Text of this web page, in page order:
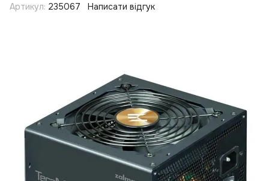
Артикул: 235067 Написати відгук